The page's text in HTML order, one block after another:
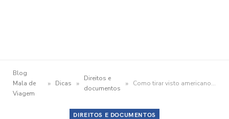
Blog
Mala de
Viagem
» Dicas »
Direitos e
documentos
» Como tirar visto americano: um passo a passo para te guiar
DIREITOS E DOCUMENTOS